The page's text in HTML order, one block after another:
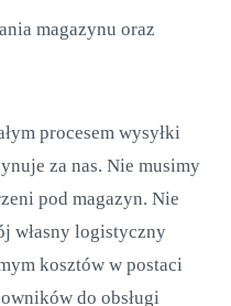
magazynu oraz
procesem wysyłki
za nas. Nie musimy
pod magazyn. Nie
własny logistyczny
kosztów w postaci
do obsługi